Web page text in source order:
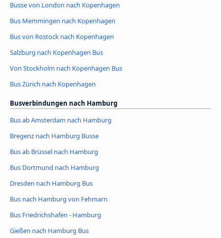
Busse von London nach Kopenhagen
Bus Memmingen nach Kopenhagen
Bus von Rostock nach Kopenhagen
Salzburg nach Kopenhagen Bus
Von Stockholm nach Kopenhagen Bus
Bus Zürich nach Kopenhagen
Busverbindungen nach Hamburg
Bus ab Amsterdam nach Hamburg
Bregenz nach Hamburg Busse
Bus ab Brüssel nach Hamburg
Bus Dortmund nach Hamburg
Dresden nach Hamburg Bus
Bus nach Hamburg von Fehmarn
Bus Friedrichshafen - Hamburg
Gießen nach Hamburg Bus